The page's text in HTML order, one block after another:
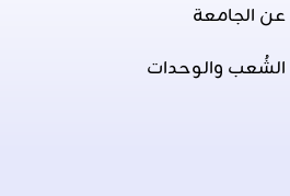
عن الجامعة
الشُعب والوحدات